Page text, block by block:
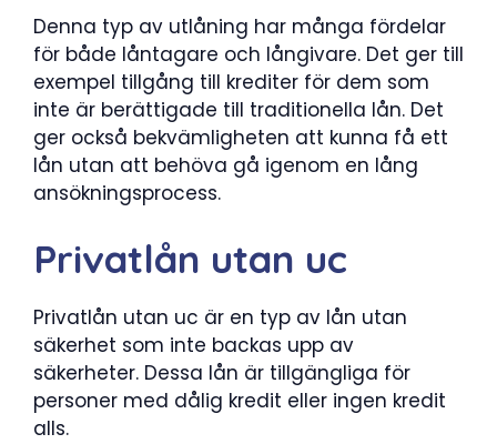
Denna typ av utlåning har många fördelar
för både låntagare och långivare. Det ger till
exempel tillgång till krediter för dem som
inte är berättigade till traditionella lån. Det
ger också bekvämligheten att kunna få ett
lån utan att behöva gå igenom en lång
ansökningsprocess.
Privatlån utan uc
Privatlån utan uc är en typ av lån utan
säkerhet som inte backas upp av
säkerheter. Dessa lån är tillgängliga för
personer med dålig kredit eller ingen kredit
alls.